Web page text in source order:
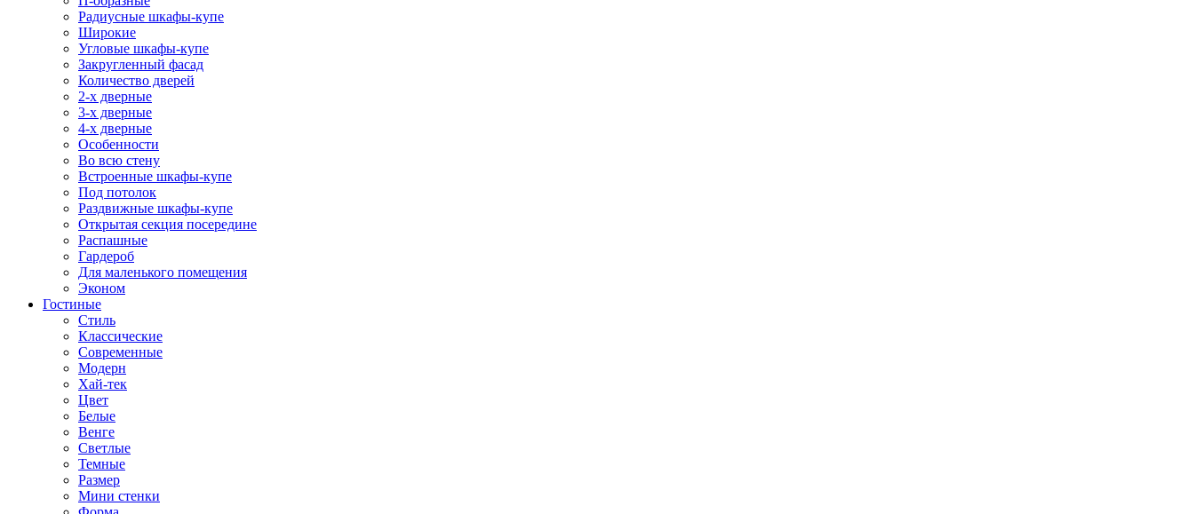
Радиусные шкафы-купе
Широкие
Угловые шкафы-купе
Закругленный фасад
Количество дверей
2-х дверные
3-х дверные
4-х дверные
Особенности
Во всю стену
Встроенные шкафы-купе
Под потолок
Раздвижные шкафы-купе
Открытая секция посередине
Распашные
Гардероб
Для маленького помещения
Эконом
Гостиные
Стиль
Классические
Современные
Модерн
Хай-тек
Цвет
Белые
Венге
Светлые
Темные
Размер
Мини стенки